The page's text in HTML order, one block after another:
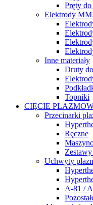
Pręty
Elektrody
Inne materiały
Druty
Topniki
CIĘCIE
Przecinarki
Ręczne
Uchwyty
A-81 /